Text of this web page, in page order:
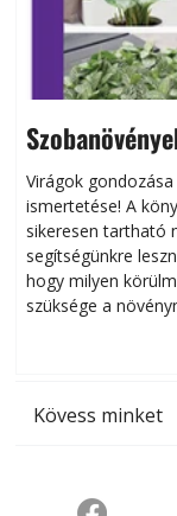
Virágok
ismertetése! A
sikeresen tart­ha­tó
segítségünkre
hogy milyen
szüksége a
Kövess minket